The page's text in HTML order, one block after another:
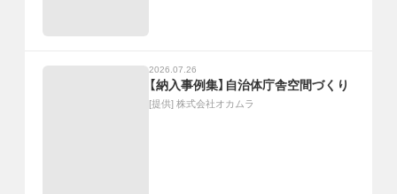
2026.07.26
【納入事例集】自治体庁舎空間づくり
[提供] 株式会社オカムラ